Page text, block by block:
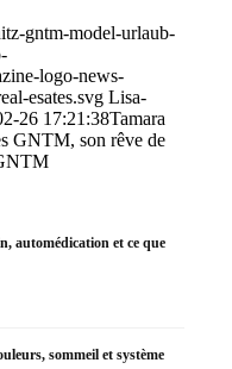
gntm-model-urlaub-
logo-news-
esates.svg Lisa-
26 17:21:38Tamara
GNTM, son rêve de
automédication et ce que
sommeil et système